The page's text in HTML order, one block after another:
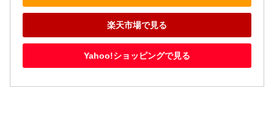
楽天市場で見る
Yahoo!ショッピングで見る